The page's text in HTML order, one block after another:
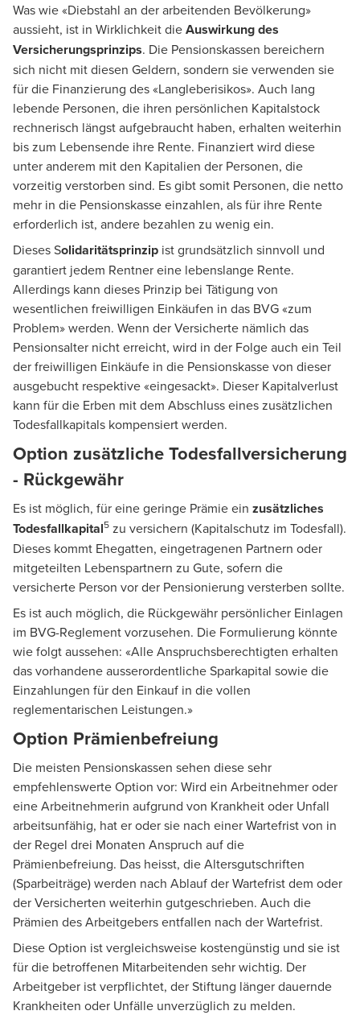
Was wie «Diebstahl an der arbeitenden Bevölkerung»
aussieht, ist in Wirklichkeit dieAuswirkung des
Versicherungsprinzips. Die Pensionskassen bereichern
sich nicht mit diesen Geldern, sondern sie verwenden sie
für die Finanzierung des «Langleberisikos». Auch lang
lebende Personen, die ihren persönlichen Kapitalstock
rechnerisch längst aufgebraucht haben, erhalten weiterhin
bis zum Lebensende ihre Rente. Finanziert wird diese
unter anderem mit den Kapitalien der Personen, die
vorzeitig verstorben sind. Es gibt somit Personen, die netto
mehr in die Pensionskasse einzahlen, als für ihre Rente
erforderlich ist, andere bezahlen zu wenig ein.
Dieses Solidaritätsprinzip ist grundsätzlich sinnvoll und
garantiert jedem Rentner eine lebenslange Rente.
Allerdings kann dieses Prinzip bei Tätigung von
wesentlichen freiwilligen Einkäufen in das BVG «zum
Problem» werden. Wenn der Versicherte nämlich das
Pensionsalter nicht erreicht, wird in der Folge auch ein Teil
der freiwilligen Einkäufe in die Pensionskasse von dieser
ausgebucht respektive «eingesackt». Dieser Kapitalverlust
kann für die Erben mit dem Abschluss eines zusätzlichen
Todesfallkapitals kompensiert werden.
Option zusätzliche Todesfallversicherung
- Rückgewähr
Es ist möglich, für eine geringe Prämie ein zusätzliches
Todesfallkapital5 zu versichern (Kapitalschutz im Todesfall).
Dieses kommt Ehegatten, eingetragenen Partnern oder
mitgeteilten Lebenspartnern zu Gute, sofern die
versicherte Person vor der Pensionierung versterben sollte.
Es ist auch möglich, die Rückgewähr persönlicher Einlagen
im BVG-Reglement vorzusehen. Die Formulierung könnte
wie folgt aussehen: «Alle Anspruchsberechtigten erhalten
das vorhandene ausserordentliche Sparkapital sowie die
Einzahlungen für den Einkauf in die vollen
reglementarischen Leistungen.»
Option Prämienbefreiung
Die meisten Pensionskassen sehen diese sehr
empfehlenswerte Option vor: Wird ein Arbeitnehmer oder
eine Arbeitnehmerin aufgrund von Krankheit oder Unfall
arbeitsunfähig, hat er oder sie nach einer Wartefrist von in
der Regel drei Monaten Anspruch auf die
Prämienbefreiung. Das heisst, die Altersgutschriften
(Sparbeiträge) werden nach Ablauf der Wartefrist dem oder
der Versicherten weiterhin gutgeschrieben. Auch die
Prämien des Arbeitgebers entfallen nach der Wartefrist.
Diese Option ist vergleichsweise kostengünstig und sie ist
für die betroffenen Mitarbeitenden sehr wichtig. Der
Arbeitgeber ist verpflichtet, der Stiftung länger dauernde
Krankheiten oder Unfälle unverzüglich zu melden.